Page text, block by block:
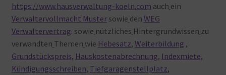
https://www.hausverwaltung-koeln.com auch ein
Verwaltervollmacht Mustersowie den WEG
Verwaltervertrag. sowie nützliches Hintergrundwissen zu
verwandten Themen wie Hebesatz, Weiterbildung ,
Grundstückspreis, Hauskostenabrechnung, Indexmiete,
Kündigungsschreiben, Tiefgaragenstellplatz,